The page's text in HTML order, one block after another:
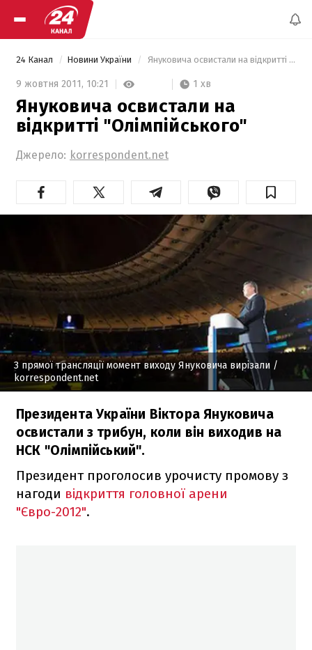
24 Канал Новини України Януковича освистали на відкритті "Олімпійського"
9 жовтня 2011, 10:21 1 хв
Януковича освистали на
відкритті "Олімпійського"
Джерело: korrespondent.net
З прямої трансляції момент виходу Януковича вирізали /
korrespondent.net
Президента України Віктора Януковича
освистали з трибун, коли він виходив на
НСК "Олімпійський".
Президент проголосив урочисту промову з
нагоди відкриття головної арени
"Євро-2012".